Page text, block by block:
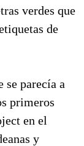
verdes que
de
parecía a
primeros
en el
y